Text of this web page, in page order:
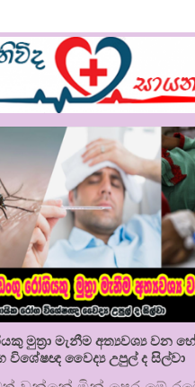
⁣මුත්‍රා මැනීම අත්‍යවශ්‍ය වන
විශේෂඥ වෛද්‍ය උපුල් ද සිල්වා